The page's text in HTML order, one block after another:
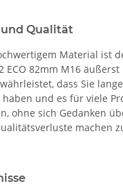
Qualität
Material ist
ECO 82mm M16
dass Sie
und es für viele
ohne sich Gedanken
machen